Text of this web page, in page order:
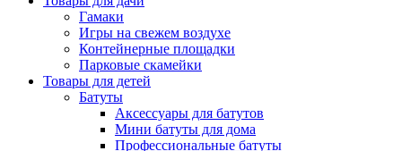
Гамаки
Игры на свежем воздухе
Контейнерные площадки
Парковые скамейки
Товары для детей
Батуты
Аксессуары для батутов
Мини батуты для дома
Профессиональные батуты